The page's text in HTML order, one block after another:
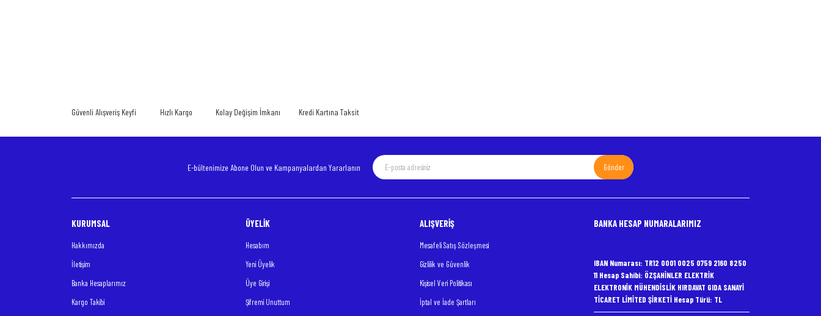
Ürün bilgilerinde hatalar bulunuyor.
Güvenli Alışveriş Keyfi Hızlı Kargo Kolay Değişim İmkanı Kredi Kartına Taksit
E-bültenimize Abone Olun ve Kampanyalardan Yararlanın Gönder
KURUMSAL
Hakkımızda
İletişim
Banka Hesaplarımız
Kargo Takibi
ÜYELİK
Hesabım
Yeni Üyelik
Üye Girişi
Şifremi Unuttum
ALIŞVERİŞ
Mesafeli Satış Sözleşmesi
Gizlilik ve Güvenlik
Kişisel Veri Politikası
İptal ve İade Şartları
BANKA HESAP NUMARALARIMIZ
IBAN Numarası: TR12 0001 0025 0759 2160 8250
11 Hesap Sahibi: ÖZŞAHİNLER ELEKTRİK
ELEKTRONİK MÜHENDİSLİK HIRDAVAT GIDA SANAYİ
TİCARET LİMİTED ŞİRKETİ Hesap Türü: TL